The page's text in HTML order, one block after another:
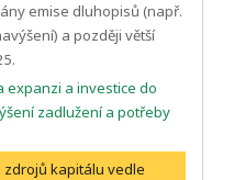
emise dluhopisů (např.
a později větší
expanzi a investice do
zadlužení a potřeby
zdrojů kapitálu vedle